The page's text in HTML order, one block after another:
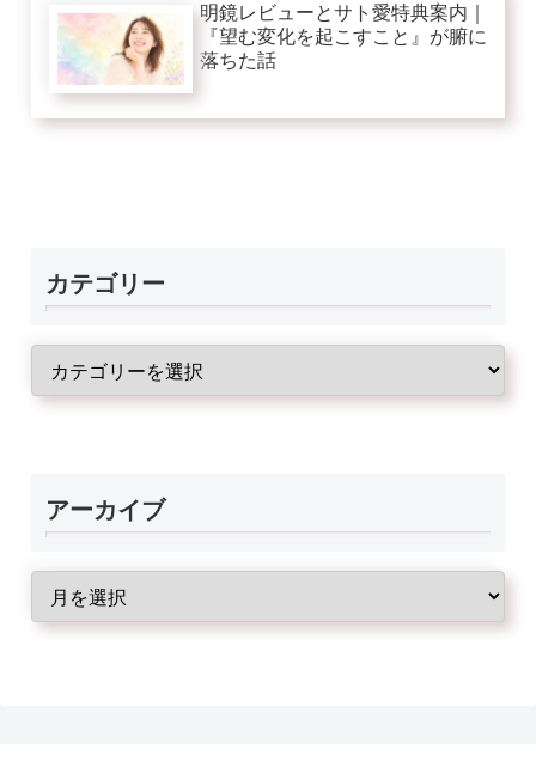
明鏡レビューとサト愛特典案内｜
『望む変化を起こすこと』が腑に
落ちた話
カテゴリー
アーカイブ